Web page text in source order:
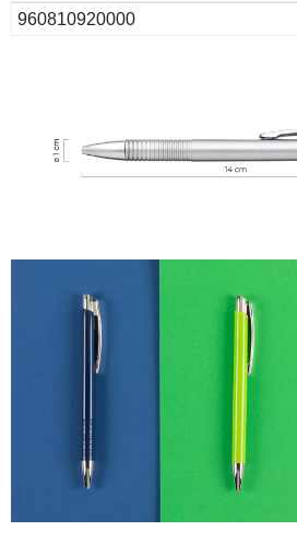
960810920000